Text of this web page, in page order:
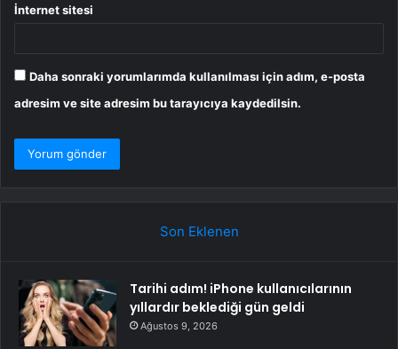
İnternet sitesi
Daha sonraki yorumlarımda kullanılması için adım, e-posta
adresim ve site adresim bu tarayıcıya kaydedilsin.
Son Eklenen
Tarihi adım! iPhone kullanıcılarının
yıllardır beklediği gün geldi
Ağustos 9, 2026